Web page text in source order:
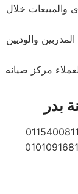
والمبيعات خلال
والوديين
مركز صيانه
بدر